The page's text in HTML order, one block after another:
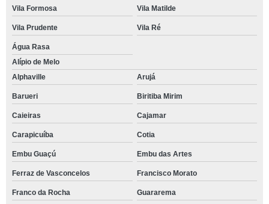
Vila Formosa Vila Matilde
Vila Prudente Vila Ré
Água Rasa
Alípio de Melo
Alphaville
Arujá
Barueri Biritiba Mirim
Caieiras Cajamar
Carapicuíba Cotia
Embu Guaçú Embu das Artes
Ferraz de Vasconcelos Francisco Morato
Franco da Rocha Guararema